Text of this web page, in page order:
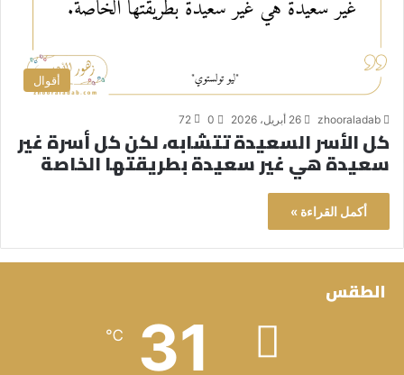
أقوال
zhooraladab 26 أبريل، 2026 0
72
كل الأسر السعيدة تتشابه، لكن كل أسرة غير
سعيدة هي غير سعيدة بطريقتها الخاصة
أكمل القراءة »
الطقس
31
℃